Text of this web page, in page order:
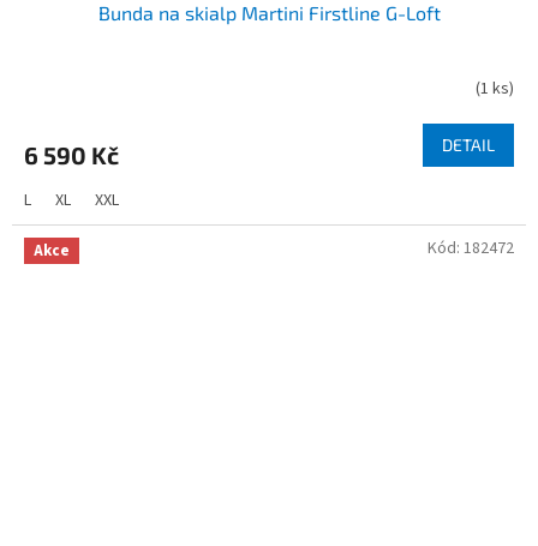
Bunda na skialp Martini Firstline G-Loft
(1 ks)
6 590 Kč DETAIL
L XL XXL
Akce Kód: 182472